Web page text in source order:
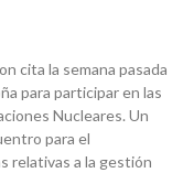
cita la semana pasada
para participar en las
Nucleares. Un
para el
relativas a la gestión